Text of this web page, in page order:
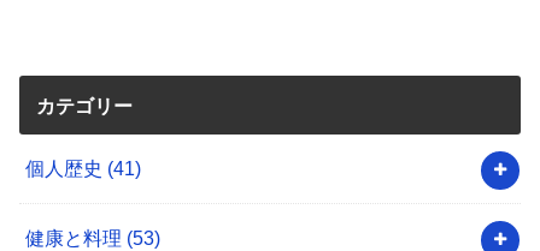
カテゴリー
個人歴史 (41)
健康と料理 (53)